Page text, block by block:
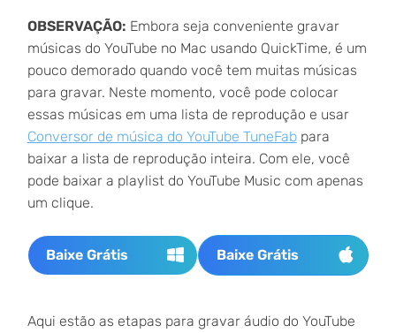
OBSERVAÇÃO: Embora seja conveniente gravar
músicas do YouTube no Mac usando QuickTime, é um
pouco demorado quando você tem muitas músicas
para gravar. Neste momento, você pode colocar
essas músicas em uma lista de reprodução e usar
Conversor de música do YouTube TuneFabpara
baixar a lista de reprodução inteira. Com ele, você
pode baixar a playlist do YouTube Music com apenas
um clique.
Baixe Grátis Baixe Grátis
Aqui estão as etapas para gravar áudio do YouTube